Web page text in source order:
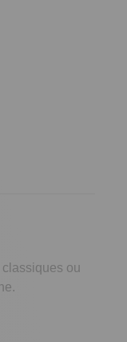
ou